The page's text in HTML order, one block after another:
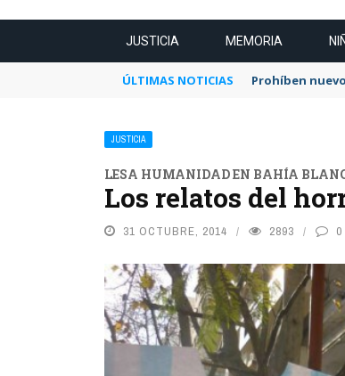
JUSTICIA MEMORIA
ÚLTIMAS NOTICIAS Prohíben
JUSTICIA
LESA HUMANIDAD EN BAHÍA
Los relatos del
31 OCTUBRE, 2014 2893 0